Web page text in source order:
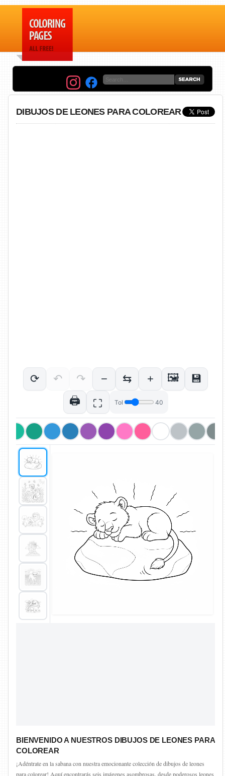
DIBUJOS DE LEONES PARA COLOREAR
BIENVENIDO A NUESTROS DIBUJOS DE LEONES PARA
COLOREAR
¡Adéntrate en la sabana con nuestra emocionante colección de dibujos de leones
para colorear! Aquí encontrarás seis imágenes asombrosas, desde poderosos leones